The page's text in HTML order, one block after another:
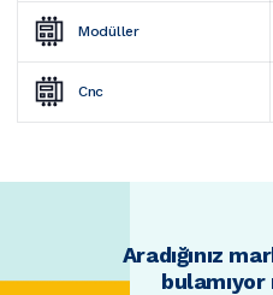
Modüller
Cnc
Aradığınız